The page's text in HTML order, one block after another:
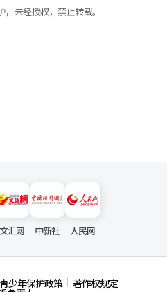
，未经授权，禁止转载。
文汇网 中新社 人民网
青少年保护政策 著作权规定